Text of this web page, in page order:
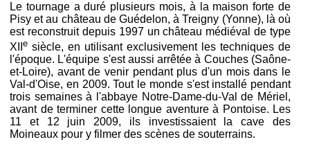
Le tournage a duré plusieurs mois, à la maison forte de
Pisy et au château de Guédelon, à Treigny (Yonne), là où
est reconstruit depuis 1997 un château médiéval de type
XII e siècle, en utilisant exclusivement les techniques de
l'époque. L'équipe s'est aussi arrêtée à Couches (Saône-
et-Loire), avant de venir pendant plus d'un mois dans le
Val-d'Oise, en 2009. Tout le monde s'est installé pendant
trois semaines à l'abbaye Notre-Dame-du-Val de Mériel,
avant de terminer cette longue aventure à Pontoise. Les
11 et 12 juin 2009, ils investissaient la cave des
Moineaux pour y filmer des scènes de souterrains.